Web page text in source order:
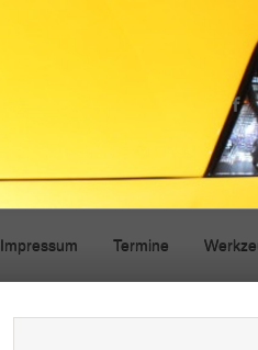
Impressum Termine